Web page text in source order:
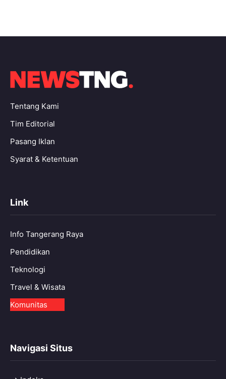
Tentang Kami
Tim Editorial
Pasang Iklan
Syarat & Ketentuan
Link
Info Tangerang Raya
Pendidikan
Teknologi
Travel & Wisata
Komunitas
Navigasi Situs